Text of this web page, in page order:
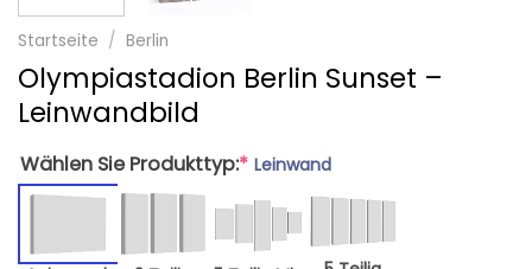
Startseite / Berlin
Olympiastadion Berlin Sunset –
Leinwandbild
Wählen Sie Produkttyp:* Leinwand